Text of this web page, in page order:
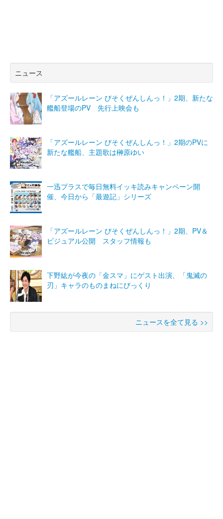
ニュース
「アズールレーン びそくぜんしんっ！」2期、新たな
艦船登場のPV 先行上映会も
「アズールレーン びそくぜんしんっ！」2期のPVに
新たな艦船、主題歌は榊原ゆい
一迅プラスで毎日無料イッキ読みキャンペーン開
催、今日から「最遊記」シリーズ
「アズールレーン びそくぜんしんっ！」2期、PV＆
ビジュアル公開 スタッフ情報も
下野紘が今夜の「金スマ」にゲスト出演、「鬼滅の
刃」キャラのものまねにびっくり
ニュースを全て見る >>